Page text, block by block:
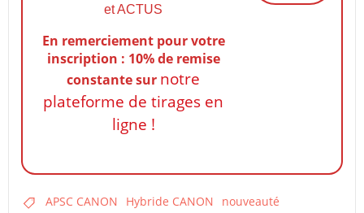
et ACTUS
En remerciement pour votre
inscription : 10% de remise
constantesur notre
plateforme de tirages en
ligne !
APSC CANON Hybride CANON nouveauté